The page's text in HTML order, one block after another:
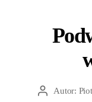
Autor: